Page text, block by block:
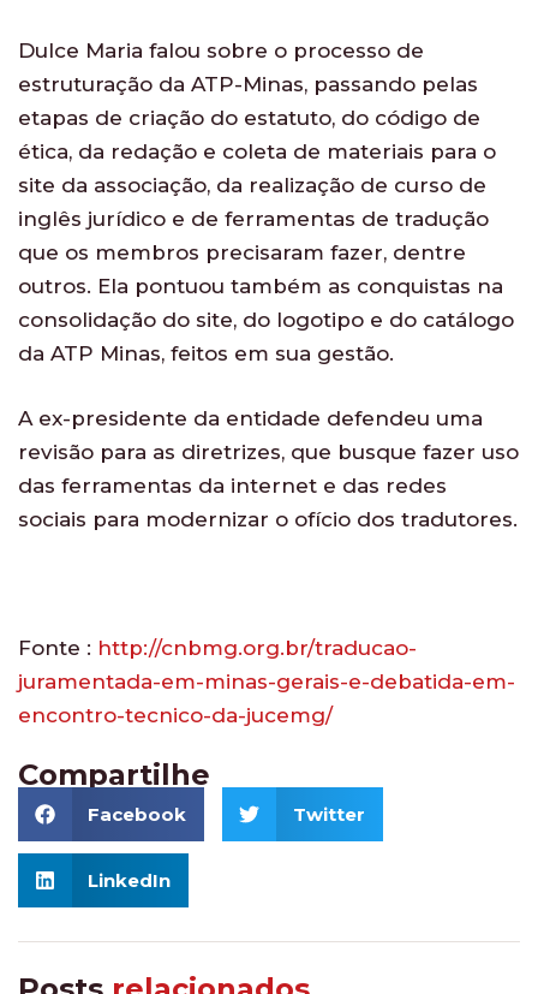
Dulce Maria falou sobre o processo de
estruturação da ATP-Minas, passando pelas
etapas de criação do estatuto, do código de
ética, da redação e coleta de materiais para o
site da associação, da realização de curso de
inglês jurídico e de ferramentas de tradução
que os membros precisaram fazer, dentre
outros. Ela pontuou também as conquistas na
consolidação do site, do logotipo e do catálogo
da ATP Minas, feitos em sua gestão.
A ex-presidente da entidade defendeu uma
revisão para as diretrizes, que busque fazer uso
das ferramentas da internet e das redes
sociais para modernizar o ofício dos tradutores.
Fonte : http://cnbmg.org.br/traducao-
juramentada-em-minas-gerais-e-debatida-em-
encontro-tecnico-da-jucemg/
Compartilhe
Facebook Twitter
LinkedIn